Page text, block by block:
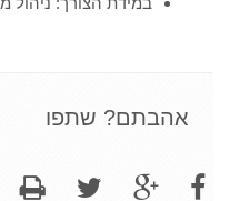
אהבתם? שתפו